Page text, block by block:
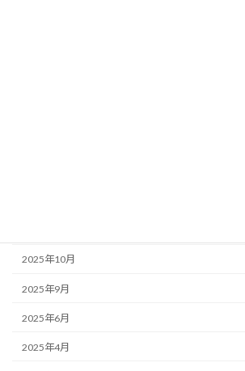
2025年10月
2025年9月
2025年6月
2025年4月